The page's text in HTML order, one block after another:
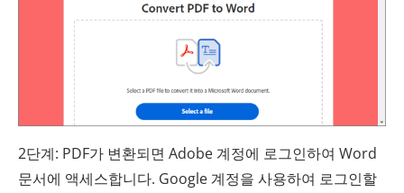
2단계: PDF가 변환되면 Adobe 계정에 로그인하여 Word
문서에 액세스합니다. Google 계정을 사용하여 로그인할